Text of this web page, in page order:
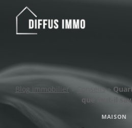
contenu
Blog immobilier» Conseils»
que faut-il
MAISON